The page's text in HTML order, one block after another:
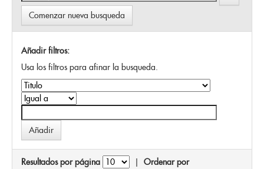
Comenzar nueva busqueda
Añadir filtros:
Usa los filtros para afinar la busqueda.
Resultados por página | Ordenar por